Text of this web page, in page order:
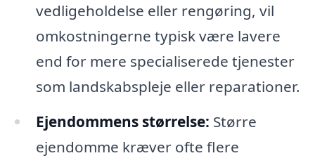
vedligeholdelse eller rengøring, vil
omkostningerne typisk være lavere
end for mere specialiserede tjenester
som landskabspleje eller reparationer.
Ejendommens størrelse: Større
ejendomme kræver ofte flere